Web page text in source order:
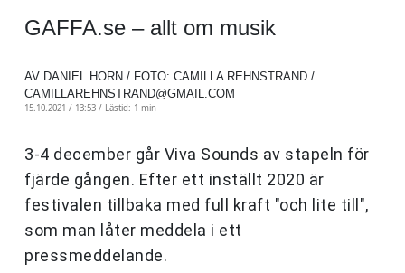
GAFFA.se – allt om musik
AV DANIEL HORN / FOTO: CAMILLA REHNSTRAND /
CAMILLAREHNSTRAND@GMAIL.COM
15.10.2021 / 13:53 / Lästid: 1 min
3-4 december går Viva Sounds av stapeln för
fjärde gången. Efter ett inställt 2020 är
festivalen tillbaka med full kraft "och lite till",
som man låter meddela i ett
pressmeddelande.